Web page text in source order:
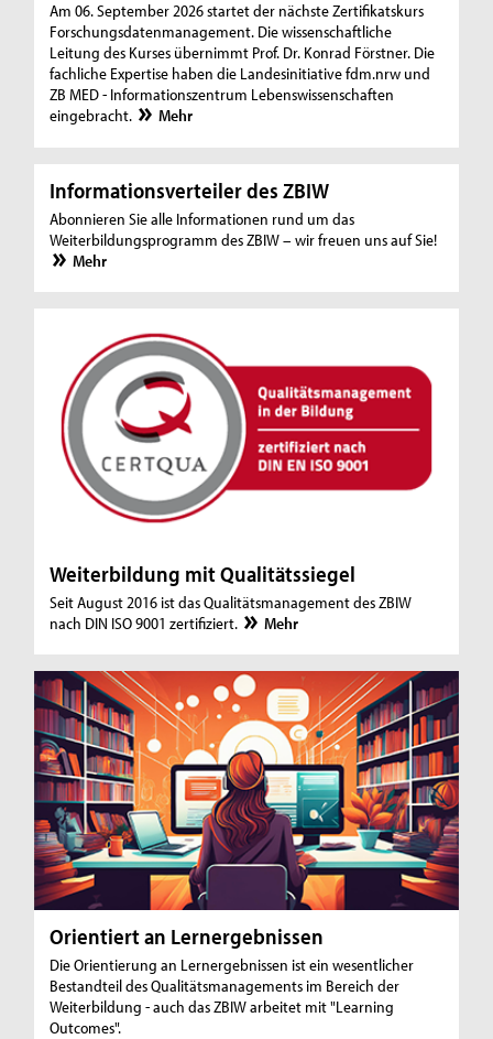
Am 06. September 2026 startet der nächste Zertifikatskurs
Forschungsdatenmanagement. Die wissenschaftliche
Leitung des Kurses übernimmt Prof. Dr. Konrad Förstner. Die
fachliche Expertise haben die Landesinitiative fdm.nrw und
ZB MED - Informationszentrum Lebenswissenschaften
eingebracht.
Mehr
Informationsverteiler des ZBIW
Abonnieren Sie alle Informationen rund um das
Weiterbildungsprogramm des ZBIW – wir freuen uns auf Sie!
Mehr
Weiterbildung mit Qualitätssiegel
Seit August 2016 ist das Qualitätsmanagement des ZBIW
nach DIN ISO 9001 zertifiziert.
Mehr
Orientiert an Lernergebnissen
Die Orientierung an Lernergebnissen ist ein wesentlicher
Bestandteil des Qualitätsmanagements im Bereich der
Weiterbildung - auch das ZBIW arbeitet mit "Learning
Outcomes".